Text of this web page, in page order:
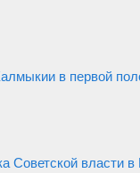
в первой
Советской